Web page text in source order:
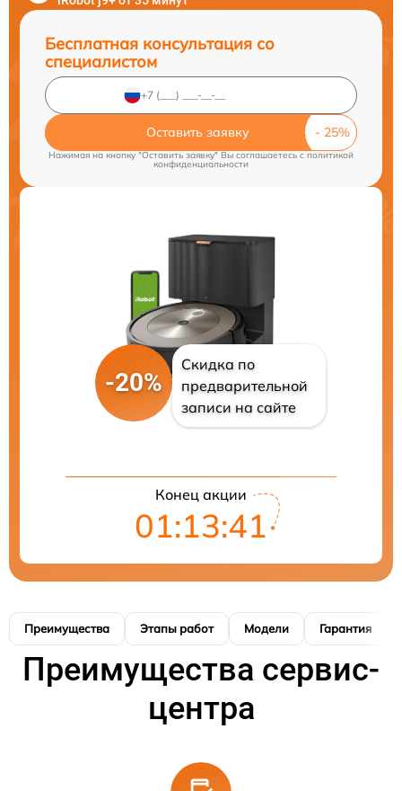
Бесплатная консультация со
специалистом
Оставить заявку
Нажимая на кнопку "Оставить заявку" Вы соглашаетесь cполитикой
конфиденциальности
-20%
Скидка по
предварительной
записи на сайте
Конец акции
01:13:40
Преимущества Этапы работ Модели Гарантия
Преимущества сервис-
центра